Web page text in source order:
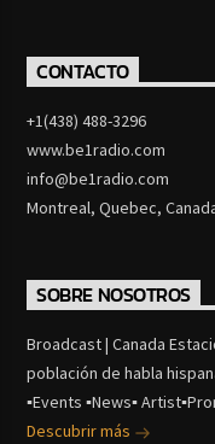
CONTACTO
+1(438) 488-3296
www.be1radio.com
info@be1radio.com
Montreal, Quebec,
SOBRE NOSOTROS
Broadcast | Canada
población de habla
▪Events ▪News▪
Descubrir más